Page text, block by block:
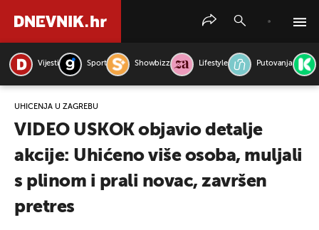
Vijesti Sport Showbizz Lifestyle Putovanja
UHIĆENJA U ZAGREBU
VIDEO USKOK objavio detalje
akcije: Uhićeno više osoba, muljali
s plinom i prali novac, završen
pretres
PRETRAŽITE VIJESTI